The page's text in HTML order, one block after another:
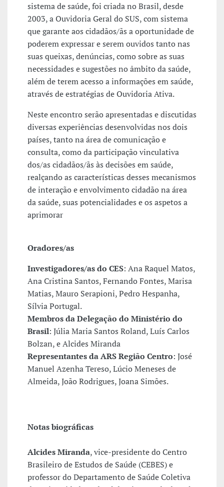
sistema de saúde, foi criada no Brasil, desde
2003, a Ouvidoria Geral do SUS, com sistema
que garante aos cidadãos/ãs a oportunidade de
poderem expressar e serem ouvidos tanto nas
suas queixas, denúncias, como sobre as suas
necessidades e sugestões no âmbito da saúde,
além de terem acesso a informações em saúde,
através de estratégias de Ouvidoria Ativa.
Neste encontro serão apresentadas e discutidas
diversas experiências desenvolvidas nos dois
países, tanto na área de comunicação e
consulta, como da participação vinculativa
dos/as cidadãos/ãs às decisões em saúde,
realçando as características desses mecanismos
de interação e envolvimento cidadão na área
da saúde, suas potencialidades e os aspetos a
aprimorar
Oradores/as
Investigadores/as do CES: Ana Raquel Matos,
Ana Cristina Santos, Fernando Fontes, Marisa
Matias, Mauro Serapioni, Pedro Hespanha,
Sílvia Portugal.
Membros da Delegação do Ministério do
Brasil: Júlia Maria Santos Roland, Luís Carlos
Bolzan, e Alcides Miranda
Representantes da ARS Região Centro: José
Manuel Azenha Tereso, Lúcio Meneses de
Almeida, João Rodrigues, Joana Simões.
Notas biográficas
Alcides Miranda, vice-presidente do Centro
Brasileiro de Estudos de Saúde (CEBES) e
professor do Departamento de Saúde Coletiva